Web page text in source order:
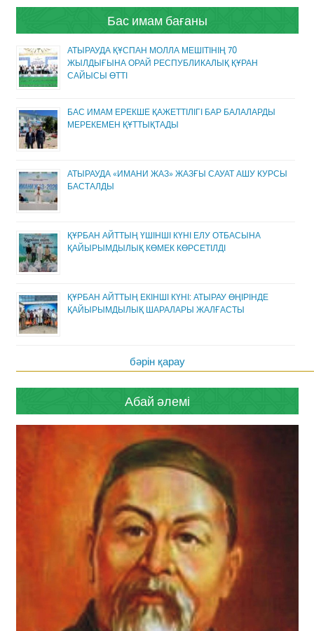
Бас имам бағаны
АТЫРАУДА ҚҰСПАН МОЛЛА МЕШІТІНІҢ 70
ЖЫЛДЫҒЫНА ОРАЙ РЕСПУБЛИКАЛЫҚ ҚҰРАН
САЙЫСЫ ӨТТІ
БАС ИМАМ ЕРЕКШЕ ҚАЖЕТТІЛІГІ БАР БАЛАЛАРДЫ
МЕРЕКЕМЕН ҚҰТТЫҚТАДЫ
АТЫРАУДА «ИМАНИ ЖАЗ» ЖАЗҒЫ САУАТ АШУ КУРСЫ
БАСТАЛДЫ
ҚҰРБАН АЙТТЫҢ ҮШІНШІ КҮНІ ЕЛУ ОТБАСЫНА
ҚАЙЫРЫМДЫЛЫҚ КӨМЕК КӨРСЕТІЛДІ
ҚҰРБАН АЙТТЫҢ ЕКІНШІ КҮНІ: АТЫРАУ ӨҢІРІНДЕ
ҚАЙЫРЫМДЫЛЫҚ ШАРАЛАРЫ ЖАЛҒАСТЫ
бәрін қарау
Абай әлемі